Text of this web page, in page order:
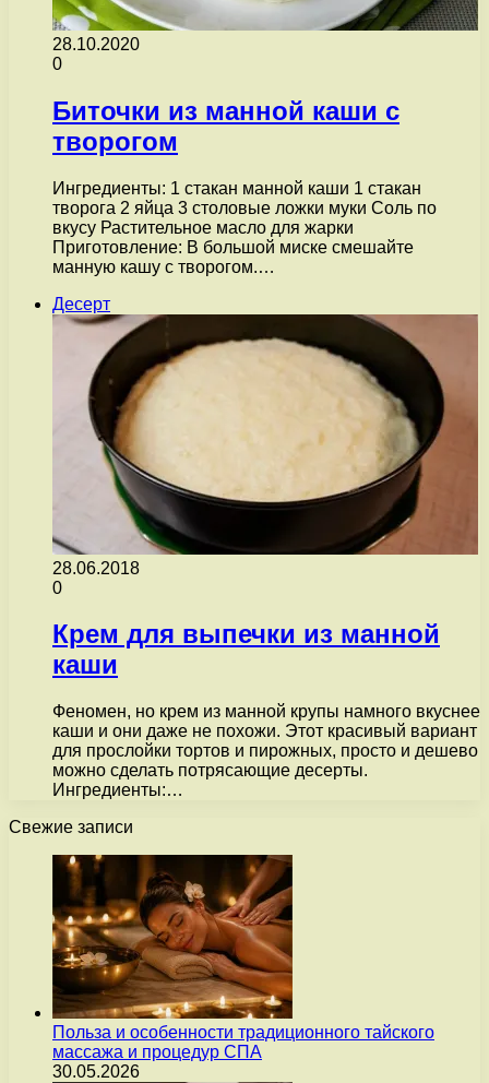
28.10.2020
0
Биточки из манной каши с
творогом
Ингредиенты: 1 стакан манной каши 1 стакан
творога 2 яйца 3 столовые ложки муки Соль по
вкусу Растительное масло для жарки
Приготовление: В большой миске смешайте
манную кашу с творогом.…
Десерт
28.06.2018
0
Крем для выпечки из манной
каши
Феномен, но крем из манной крупы намного вкуснее
каши и они даже не похожи. Этот красивый вариант
для прослойки тортов и пирожных, просто и дешево
можно сделать потрясающие десерты.
Ингредиенты:…
Свежие записи
Польза и особенности традиционного тайского
массажа и процедур СПА
30.05.2026